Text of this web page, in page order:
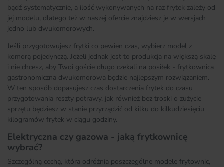
bądź systematycznie, a ilość wykonywanych na raz frytek zależy od
jej modelu, dlatego też w naszej ofercie znajdziesz je w wersjach
jedno lub dwukomorowych.
Jeśli przygotowujesz frytki co pewien czas, wybierz model z
komorą pojedynczą. Jeżeli jednak jest to produkcja na większą skalę
i nie chcesz, aby Twoi goście długo czekali na posiłek - frytkownica
gastronomiczna dwukomorowa będzie najlepszym rozwiązaniem.
W ten sposób dopasujesz czas dostarczenia frytek do czasu
przygotowania reszty potrawy, jak również bez troski o zużycie
sprzętu będziesz w stanie przyrządzić od kilku do kilkudziesięciu
kilogramów frytek w ciągu godziny.
Elektryczna czy gazowa - jaką frytkownicę
wybrać?
Szczególną cechą, która odróżnia poszczególne modele frytownic,